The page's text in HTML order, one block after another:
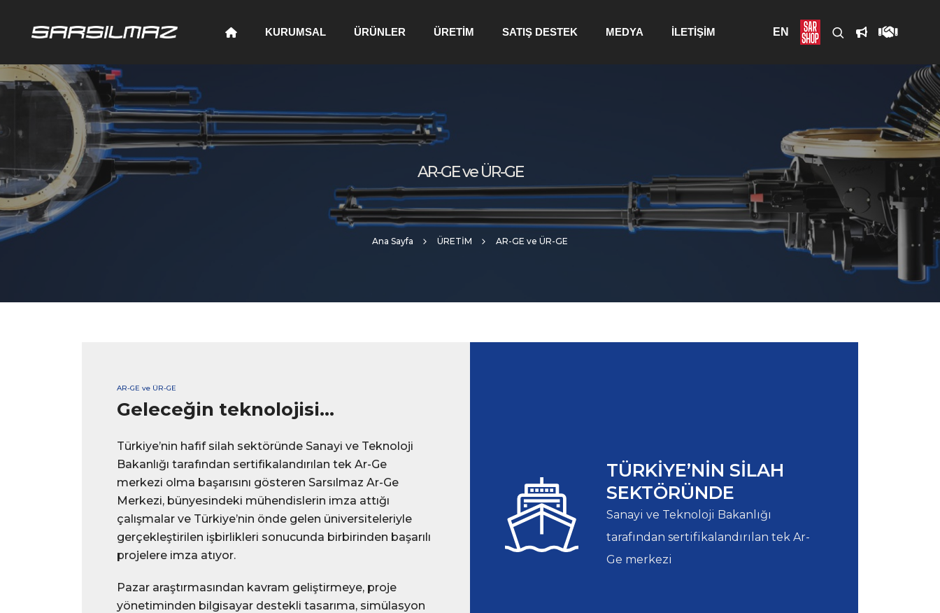
KURUMSAL ÜRÜNLER ÜRETİM SATIŞ DESTEK MEDYA İLETİŞİM EN
AR-GE ve ÜR-GE
Ana Sayfa ÜRETİM AR-GE ve ÜR-GE
AR-GE ve ÜR-GE
Geleceğin teknolojisi…
Türkiye’nin hafif silah sektöründe Sanayi ve Teknoloji
Bakanlığı tarafından sertifikalandırılan tek Ar-Ge
merkezi olma başarısını gösteren Sarsılmaz Ar-Ge
Merkezi, bünyesindeki mühendislerin imza attığı
çalışmalar ve Türkiye’nin önde gelen üniversiteleriyle
gerçekleştirilen işbirlikleri sonucunda birbirinden başarılı
projelere imza atıyor.
Pazar araştırmasından kavram geliştirmeye, proje
yönetiminden bilgisayar destekli tasarıma, simülasyon
TÜRKİYE’NİN SİLAH
SEKTÖRÜNDE
Sanayi ve Teknoloji Bakanlığı
tarafından sertifikalandırılan tek Ar-
Ge merkezi